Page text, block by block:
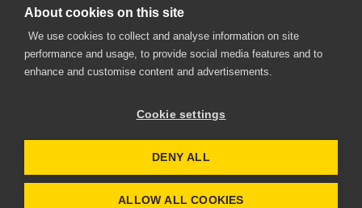
Ebooks
Avis de confidentialité- Site web
Digitong
About cookies on this site
We use cookies to collect and analyse information on site
performance and usage, to provide social media features and to
enhance and customise content and advertisements.
Cookie settings
DENY ALL
ALLOW ALL COOKIES